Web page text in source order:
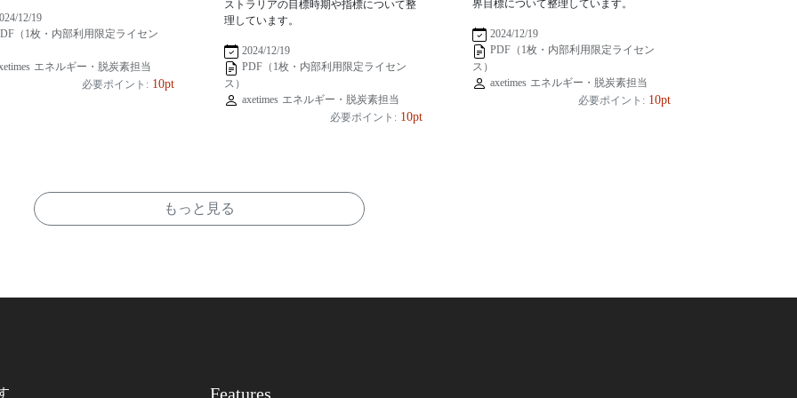
12/19
（1枚・内部利用限定ライセン
エネルギー・脱炭素担当
必要ポイント: 10pt
ストラリアの目標時期や指標について整
理しています。
2024/12/19
PDF（1枚・内部利用限定ライセン
ス）
axetimes エネルギー・脱炭素担当
必要ポイント: 10pt
界目標について整理しています。
2024/12/19
PDF（1枚・内部利用限定ライセン
ス）
axetimes エネルギー・脱炭素担当
必要ポイント: 10pt
もっと見る
Features